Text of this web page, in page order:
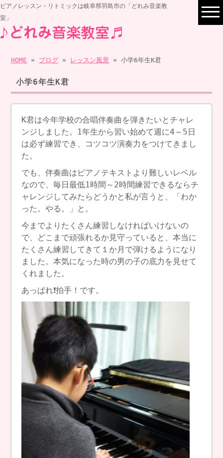
ピアノレッスン・リトミックは岐阜県羽島市の「どれみ音楽教
室」
HOME » ブログ » レッスン風景 » 小学6年生K君
小学6年生K君
K君は今年学校の合唱伴奏曲を弾きたいとチャレ
ンジしました。1年生から習い始めて週に4～5日
は必ず練習でき、コツコツ演奏力をつけてきまし
た。
でも、伴奏曲はピアノテキストより難しいレベル
なので、毎日最低1時間～2時間練習できるならチ
ャレンジしてみたらどうかと私が言うと、「わか
った。やる。」と。
今までよりたくさん練習しなければいけないの
で、どこまで頑張れるか見守っていると、本当に
たくさん練習してきて１か月で弾けるようになり
ました。本気になった時の男の子の底力を見せて
くれました。
あっぱれ❗️拍手！です。